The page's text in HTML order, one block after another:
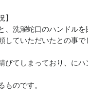
】
、洗濯蛇口のハンドル
していただいたとの事で
びてしまっており、に
ものです。